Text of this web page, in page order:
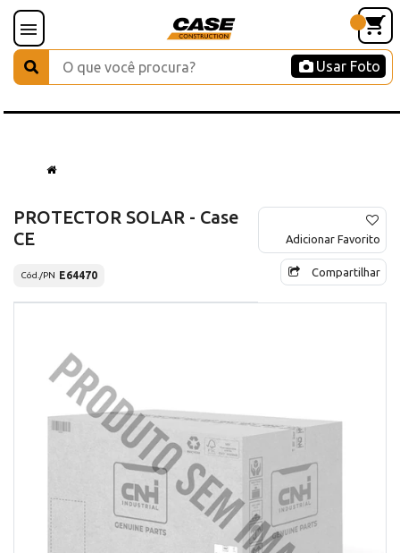
Usar Foto
PROTECTOR SOLAR - Case
CE
Cód./PN E64470
Adicionar Favorito
Compartilhar